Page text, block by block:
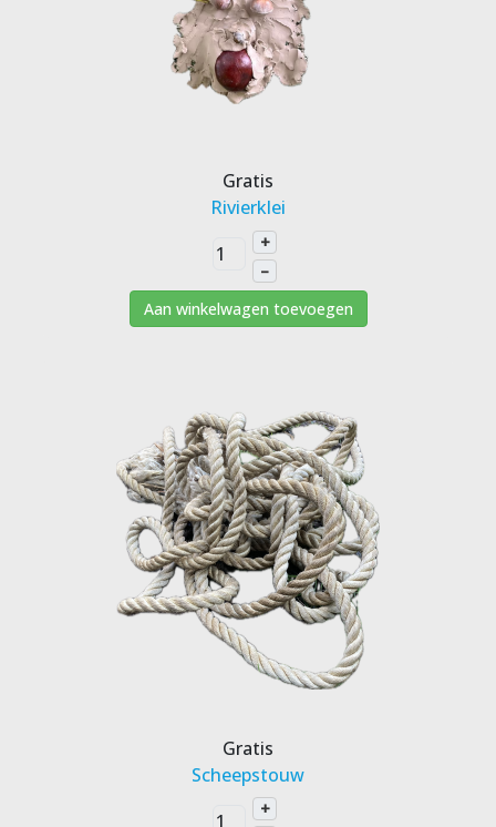
Gratis
Rivierklei
+
–
Aan winkelwagen toevoegen
Gratis
Scheepstouw
+